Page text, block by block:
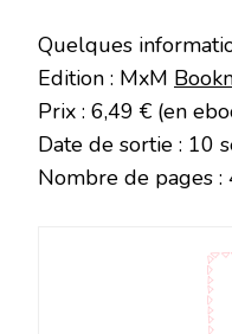
Quelques
Edition : MxM
Prix : 6,49 € (en
Date de sortie : 10
Nombre de pages :